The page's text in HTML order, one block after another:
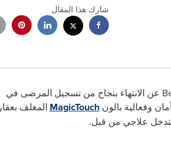
شارك هذا المقال
عن الانتهاء بنجاح من تسجيل المرضى في
وفعالية بالونMagicTouch المغلف بعقار
لتدخل علاجي من قبل.